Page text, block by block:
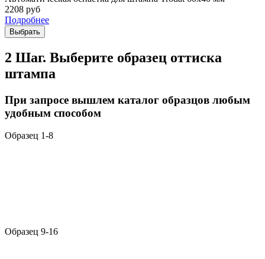
2208 руб
Подробнее
Выбрать
2 Шаг. Выберите образец оттиска
штампа
При запросе вышлем каталог образцов любым
удобным способом
Образец 1-8
Образец 9-16